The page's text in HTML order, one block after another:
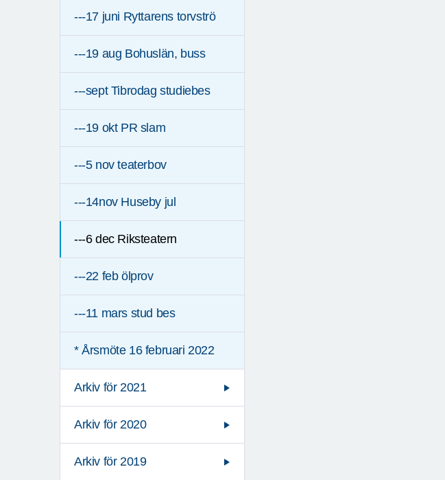
---17 juni Ryttarens torvströ
---19 aug Bohuslän, buss
---sept Tibrodag studiebes
---19 okt PR slam
---5 nov teaterbov
---14nov Huseby jul
---6 dec Riksteatern
---22 feb ölprov
---11 mars stud bes
* Årsmöte 16 februari 2022
Arkiv för 2021
Arkiv för 2020
Arkiv för 2019